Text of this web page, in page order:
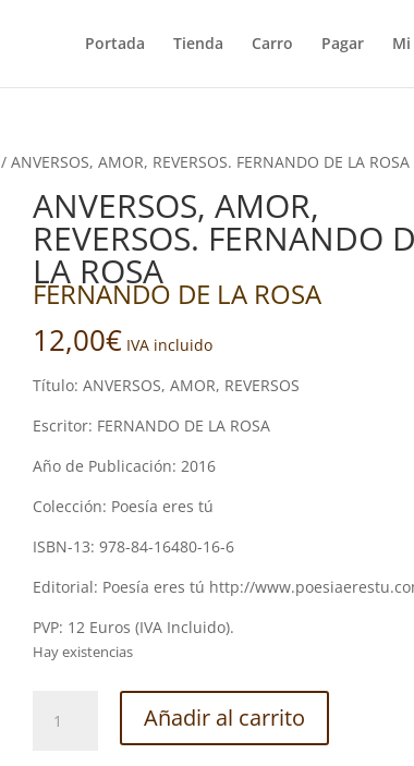
Portada Tienda Carro Pagar
/ ANVERSOS, AMOR, REVERSOS. FERNANDO DE LA ROSA
ANVERSOS, AMOR,
REVERSOS. FERNANDO
LA ROSA
FERNANDO DE LA ROSA
12,00€ IVA incluido
Título: ANVERSOS, AMOR, REVERSOS
Escritor: FERNANDO DE LA ROSA
Año de Publicación: 2016
Colección: Poesía eres tú
ISBN-13: 978-84-16480-16-6
Editorial: Poesía eres tú http://
PVP: 12 Euros (IVA Incluido).
Hay existencias
AMOR,
Añadir al carrito